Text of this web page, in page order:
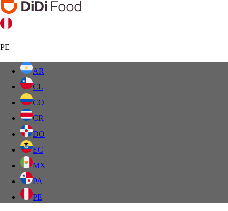
PE
AR
CL
CO
CR
DO
EC
MX
PA
PE